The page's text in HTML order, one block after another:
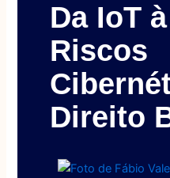
Da IoT
Riscos
Direito